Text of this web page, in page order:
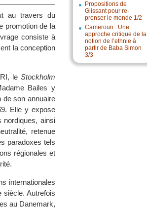
Propositions de
Glissant pour re-
prenser le monde 1/2
Cameroun : Une
approche critique de la
notion de l’ethnie à
partir de Baba Simon
3/3
au travers du
promotion de la
consiste à
la conception
le Stockholm
Bailes y
de son annuaire
Elle y expose
nordiques, ainsi
retenue
paradoxes tels
régionales et
internationales
siècle. Autrefois
au Danemark,